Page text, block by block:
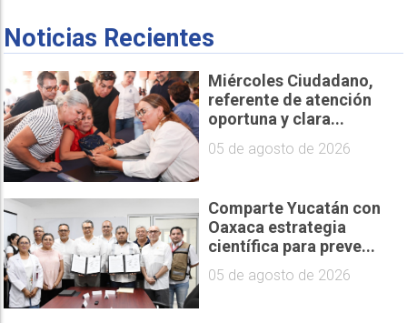
Noticias Recientes
Miércoles Ciudadano,
referente de atención
oportuna y clara...
05 de agosto de 2026
Comparte Yucatán con
Oaxaca estrategia
científica para preve...
05 de agosto de 2026